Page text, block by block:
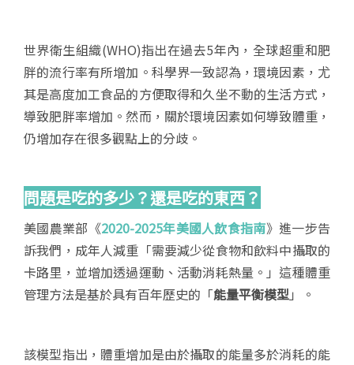
世界衛生組織(WHO)指出在過去5年內，全球超重和肥
胖的流行率有所增加。科學界一致認為，環境因素，尤
其是高度加工食品的方便取得和久坐不動的生活方式，
導致肥胖率增加。然而，關於環境因素如何導致體重，
仍增加存在很多觀點上的分歧。
問題是吃的多少？還是吃的東西？
美國農業部《2020-2025年美國人飲食指南》進一步告
訴我們，成年人減重「需要減少從食物和飲料中攝取的
卡路里，並增加透過運動、活動消耗熱量。」這種體重
管理方法是基於具有百年歷史的「能量平衡模型」。
該模型指出，體重增加是由於攝取的能量多於消耗的能